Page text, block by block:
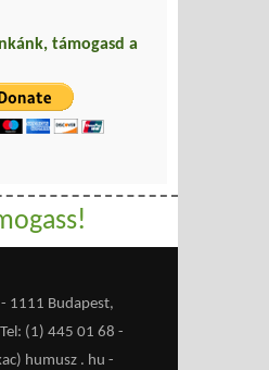
támogasd a
- 1111 Budapest,
(1) 445 01 68 -
humusz . hu -